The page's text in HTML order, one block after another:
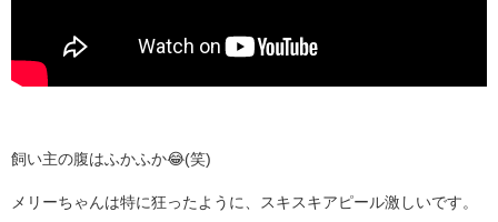
飼い主の腹はふかふか😂(笑)
メリーちゃんは特に狂ったように、スキスキアピール激しいです。